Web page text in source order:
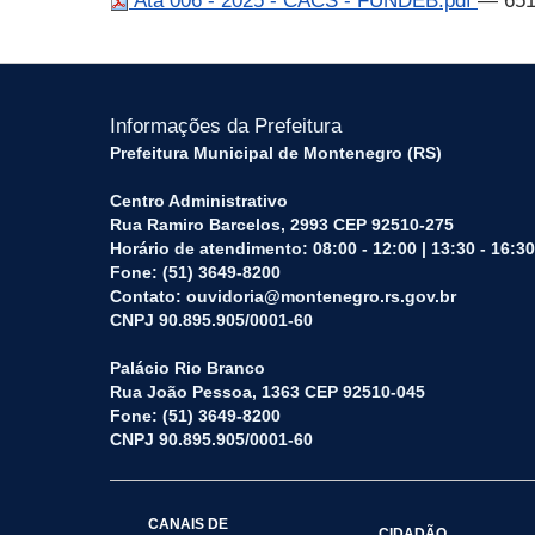
Informações da Prefeitura
Prefeitura Municipal de Montenegro (RS)
Centro Administrativo
Rua Ramiro Barcelos, 2993 CEP 92510-275
Horário de atendimento: 08:00 - 12:00 | 13:30 - 16:30
Fone: (51) 3649-8200
Contato: ouvidoria@montenegro.rs.gov.br
CNPJ 90.895.905/0001-60
Palácio Rio Branco
Rua João Pessoa, 1363 CEP 92510-045
Fone: (51) 3649-8200
CNPJ 90.895.905/0001-60
CANAIS DE